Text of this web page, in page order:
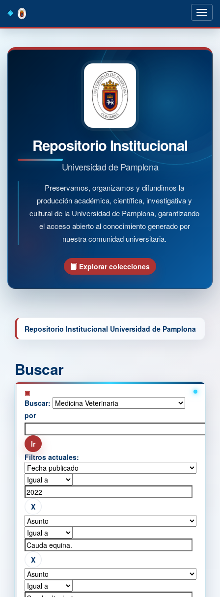
navigation
Repositorio Institucional
Universidad de Pamplona
Preservamos, organizamos y difundimos la
producción académica, científica, investigativa y
cultural de la Universidad de Pamplona, garantizando
el acceso abierto al conocimiento generado por
nuestra comunidad universitaria.
Explorar colecciones
Repositorio Institucional Universidad de Pamplona
Buscar
Buscar:
por
Filtros actuales: